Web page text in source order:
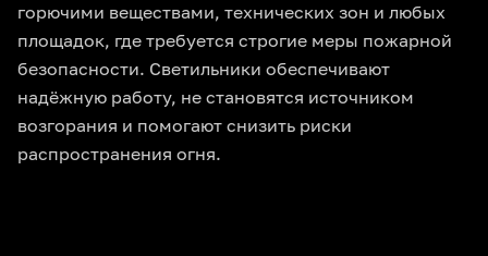
горючими веществами, технических зон и любых
площадок, где требуется строгие меры пожарной
безопасности. Светильники обеспечивают
надёжную работу, не становятся источником
возгорания и помогают снизить риски
распространения огня.